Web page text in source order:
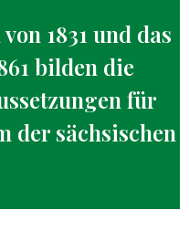
1831 und das
bilden die
für
der sächsischen